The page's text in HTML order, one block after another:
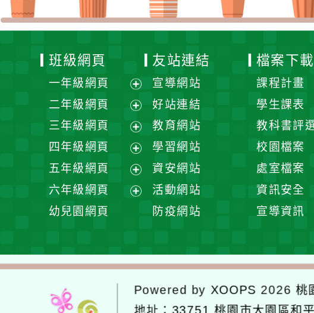
班級網頁
一年級網頁
展
開
選
單
二年級網頁
展
選
單
三年級網頁
展
選
單
四年級網頁
展
選
五年級網頁
展
開
六年級網頁
單
幼兒園網頁
友站連結
宣導網站
好站連結
教育網站
學習網站
資安網站
活動網站
防疫網站
檔案下載
課程計畫
學生課表
教科書評
校園檔案
處室檔案
資訊安全
宣導資訊
Powered by XOOPS 2026桃
地址： 33751 桃園市大園區和